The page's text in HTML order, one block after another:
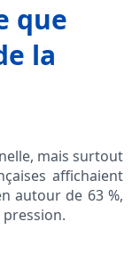
que
la
mais surtout
affichaient
autour de 63 %,